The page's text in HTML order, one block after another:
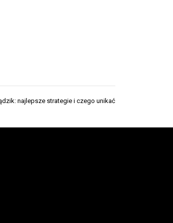
najlepsze strategie i czego unikać